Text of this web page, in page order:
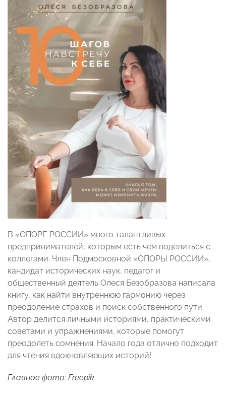
В «ОПОРЕ РОССИИ» много талантливых
предпринимателей, которым есть чем поделиться с
коллегами. Член Подмосковной «ОПОРЫ РОССИИ»,
кандидат исторических наук, педагог и
общественный деятель Олеся Безобразова написала
книгу, как найти внутреннюю гармонию через
преодоление страхов и поиск собственного пути.
Автор делится личными историями, практическими
советами и упражнениями, которые помогут
преодолеть сомнения. Начало года отлично подходит
для чтения вдохновляющих историй!
Главное фото: Freepik